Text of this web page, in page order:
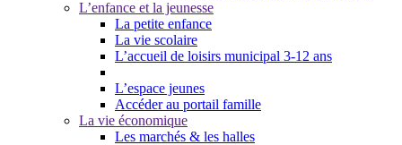
L’enfance et la jeunesse
La petite enfance
La vie scolaire
L’accueil de loisirs municipal 3-12 ans
L’espace jeunes
Accéder au portail famille
La vie économique
Les marchés & les halles